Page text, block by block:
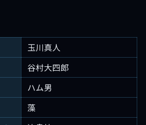
玉川真人
谷村大四郎
ハム男
藻